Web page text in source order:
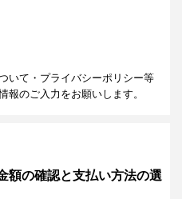
いて・プライバシーポリシー等
報のご入力をお願いします。
額の確認と支払い方法の選